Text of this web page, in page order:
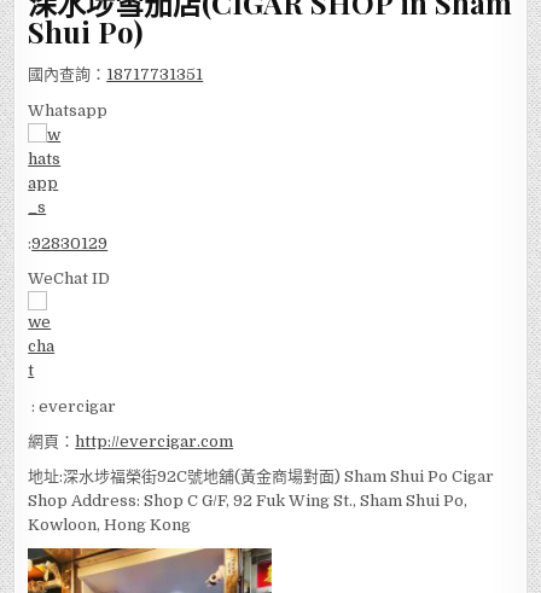
Shui Po)
國內查詢： 18717731351
Whatsapp
:92830129
WeChat ID
: evercigar
網頁：http://evercigar.com
地址:深水埗福榮街92C號地舖(黃金商場對面) Sham Shui Po Cigar
Shop Address: Shop C G/F, 92 Fuk Wing St., Sham Shui Po,
Kowloon, Hong Kong